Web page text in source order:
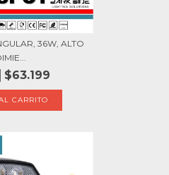
36W, ALTO
$63.199